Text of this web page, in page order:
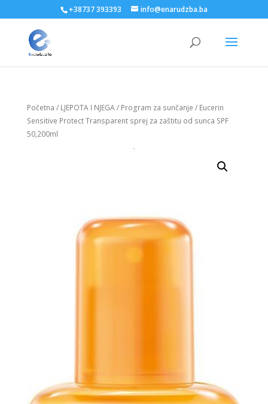
+38737 393393 info@enarudzba.ba
Početna / LJEPOTA I NJEGA/ Program za sunčanje / Eucerin
Sensitive Protect Transparent sprej za zaštitu od sunca SPF
50,200ml